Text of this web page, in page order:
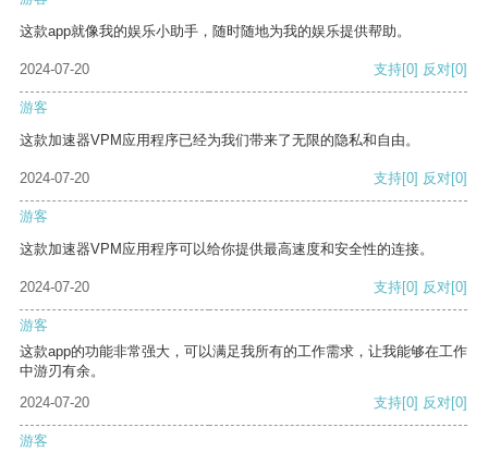
这款app就像我的娱乐小助手，随时随地为我的娱乐提供帮助。
2024-07-20 支持[0] 反对[0]
游客
这款加速器VPM应用程序已经为我们带来了无限的隐私和自由。
2024-07-20 支持[0] 反对[0]
游客
这款加速器VPM应用程序可以给你提供最高速度和安全性的连接。
2024-07-20 支持[0] 反对[0]
游客
这款app的功能非常强大，可以满足我所有的工作需求，让我能够在工作
中游刃有余。
2024-07-20
支持[0] 反对[0]
游客